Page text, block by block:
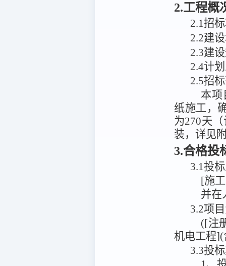
2.工程概
2.1招
2.2建
2.3建
2.4计
2.5招
本项
纸施工，
为270天
装，详见
3.合格投
3.1投
[施
并在
3.2项
([注
机电工程
3.3投